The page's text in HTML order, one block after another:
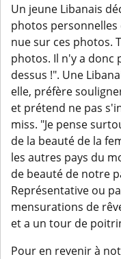
Un jeune Libanais
photos personnelles
nue sur ces photos.
photos. Il n'y a donc
dessus !". Une
elle, préfère
et prétend ne pas
miss. "Je pense
de la beauté de la
les autres pays du
de beauté de notre
Représentative ou
mensurations de
et a un tour de
Pour en revenir à